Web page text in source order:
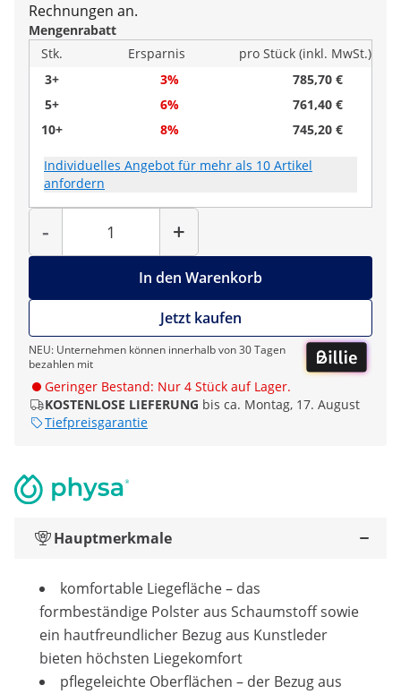
Rechnungen an.
Mengenrabatt
Stk.
Ersparnis
pro Stück (inkl. MwSt.)
3+
3%
785,70 €
5+
6%
761,40 €
10+
8% 745,20 €
Individuelles Angebot für mehr als 10 Artikel
anfordern
-
Menge
+
In den Warenkorb
Jetzt kaufen
NEU: Unternehmen können innerhalb von 30 Tagen
bezahlen mit
Geringer Bestand: Nur 4 Stück auf Lager.
KOSTENLOSE LIEFERUNG bis ca. Montag, 17. August
Tiefpreisgarantie
Hauptmerkmale
komfortable Liegefläche – das
formbeständige Polster aus Schaumstoff sowie
ein hautfreundlicher Bezug aus Kunstleder
bieten höchsten Liegekomfort
pflegeleichte Oberflächen – der Bezug aus